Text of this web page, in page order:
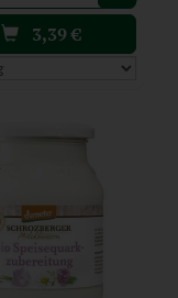
3,39€